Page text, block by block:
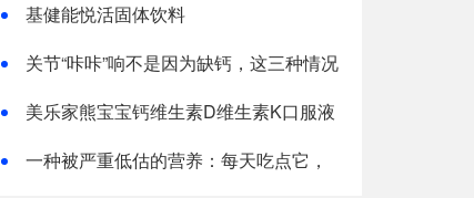
基健能悦活固体饮料
关节“咔咔”响不是因为缺钙，这三种情况
美乐家熊宝宝钙维生素D维生素K口服液
一种被严重低估的营养：每天吃点它，